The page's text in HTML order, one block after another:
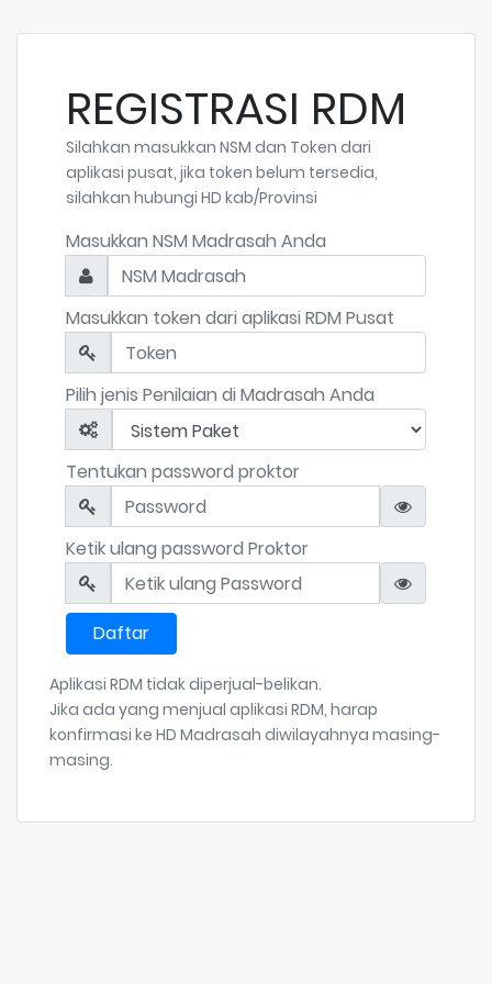
REGISTRASI RDM
Silahkan masukkan NSM dan Token dari
aplikasi pusat, jika token belum tersedia,
silahkan hubungi HD kab/Provinsi
Masukkan NSM Madrasah Anda
Masukkan token dari aplikasi RDM Pusat
Pilih jenis Penilaian di Madrasah Anda
Tentukan password proktor
Ketik ulang password Proktor
Daftar
Aplikasi RDM tidak diperjual-belikan.
Jika ada yang menjual aplikasi RDM, harap
konfirmasi ke HD Madrasah diwilayahnya masing-
masing.